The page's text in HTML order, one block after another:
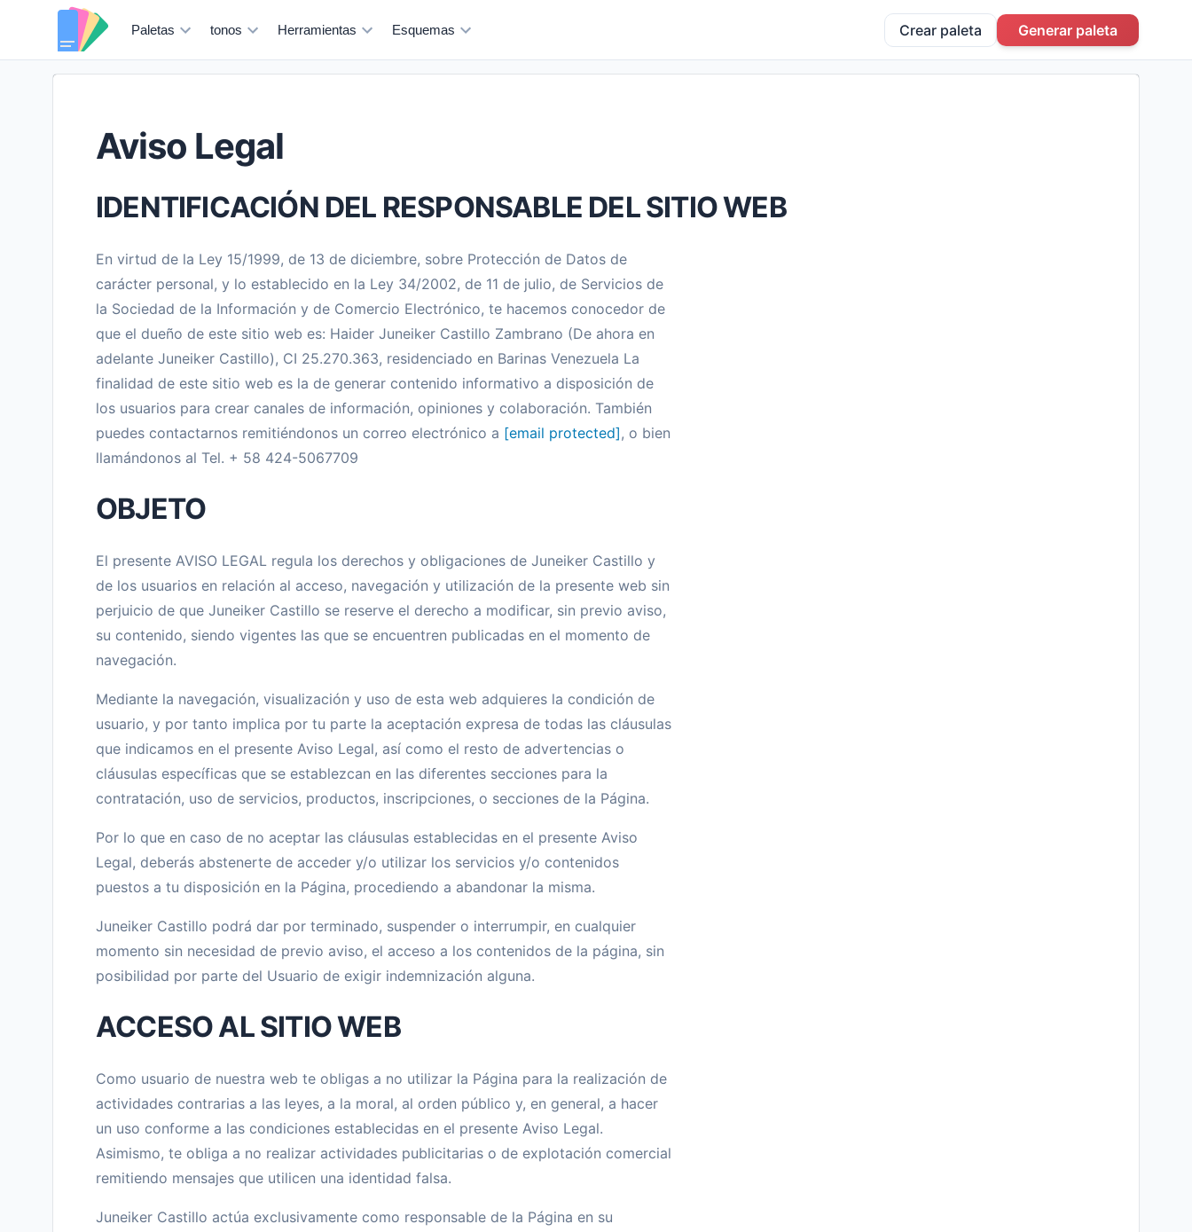
Paletas tonos Herramientas Esquemas Crear paleta Generar paleta
Aviso Legal
IDENTIFICACIÓN DEL RESPONSABLE DEL SITIO WEB
En virtud de la Ley 15/1999, de 13 de diciembre, sobre Protección de Datos de
carácter personal, y lo establecido en la Ley 34/2002, de 11 de julio, de Servicios de
la Sociedad de la Información y de Comercio Electrónico, te hacemos conocedor de
que el dueño de este sitio web es: Haider Juneiker Castillo Zambrano (De ahora en
adelante Juneiker Castillo), CI 25.270.363, residenciado en Barinas Venezuela La
finalidad de este sitio web es la de generar contenido informativo a disposición de
los usuarios para crear canales de información, opiniones y colaboración. También
puedes contactarnos remitiéndonos un correo electrónico a [email protected], o bien
llamándonos al Tel. + 58 424-5067709
OBJETO
El presente AVISO LEGAL regula los derechos y obligaciones de Juneiker Castillo y
de los usuarios en relación al acceso, navegación y utilización de la presente web sin
perjuicio de que Juneiker Castillo se reserve el derecho a modificar, sin previo aviso,
su contenido, siendo vigentes las que se encuentren publicadas en el momento de
navegación.
Mediante la navegación, visualización y uso de esta web adquieres la condición de
usuario, y por tanto implica por tu parte la aceptación expresa de todas las cláusulas
que indicamos en el presente Aviso Legal, así como el resto de advertencias o
cláusulas específicas que se establezcan en las diferentes secciones para la
contratación, uso de servicios, productos, inscripciones, o secciones de la Página.
Por lo que en caso de no aceptar las cláusulas establecidas en el presente Aviso
Legal, deberás abstenerte de acceder y/o utilizar los servicios y/o contenidos
puestos a tu disposición en la Página, procediendo a abandonar la misma.
Juneiker Castillo podrá dar por terminado, suspender o interrumpir, en cualquier
momento sin necesidad de previo aviso, el acceso a los contenidos de la página, sin
posibilidad por parte del Usuario de exigir indemnización alguna.
ACCESO AL SITIO WEB
Como usuario de nuestra web te obligas a no utilizar la Página para la realización de
actividades contrarias a las leyes, a la moral, al orden público y, en general, a hacer
un uso conforme a las condiciones establecidas en el presente Aviso Legal.
Asimismo, te obliga a no realizar actividades publicitarias o de explotación comercial
remitiendo mensajes que utilicen una identidad falsa.
Juneiker Castillo actúa exclusivamente como responsable de la Página en su